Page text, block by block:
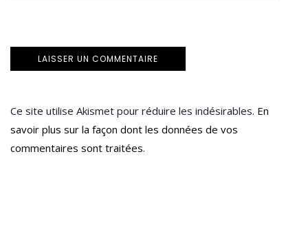
Ce site utilise Akismet pour réduire les indésirables. En
savoir plus sur la façon dont les données de vos
commentaires sont traitées.